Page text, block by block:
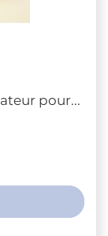
pour...